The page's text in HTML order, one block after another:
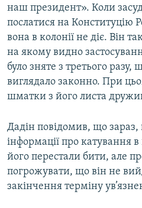
наш президент». Коли
послатися на Конституцію
вона в колонії не діє. Він
на якому видно
було зняте з третього разу,
виглядало законно. При
шматки з його листа
Дадін повідомив, що зараз,
інформації про катування в
його перестали бити, але
погрожувати, що він не
закінчення терміну